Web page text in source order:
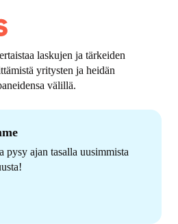
laskujen ja tärkeiden
yritysten ja heidän
välillä.
pysy ajan tasalla uusimmista